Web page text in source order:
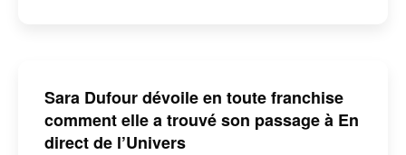
Sara Dufour dévoile en toute franchise
comment elle a trouvé son passage à En
direct de l’Univers